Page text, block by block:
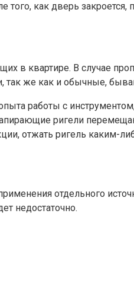
как дверь
квартире. В случае
так же как и обычные,
работы с
ригели
отжать ригель каким-
отдельного
недостаточно.